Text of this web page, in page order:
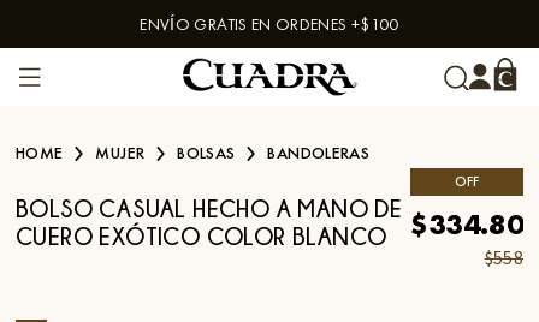
Skip to contentENVÍO GRATIS EN ORDENES +$100
HOME MUJER BOLSAS BANDOLERAS
BOLSO CASUAL HECHO A MANO DE
CUERO EXÓTICO COLOR BLANCO
OFF
$334.80
$558